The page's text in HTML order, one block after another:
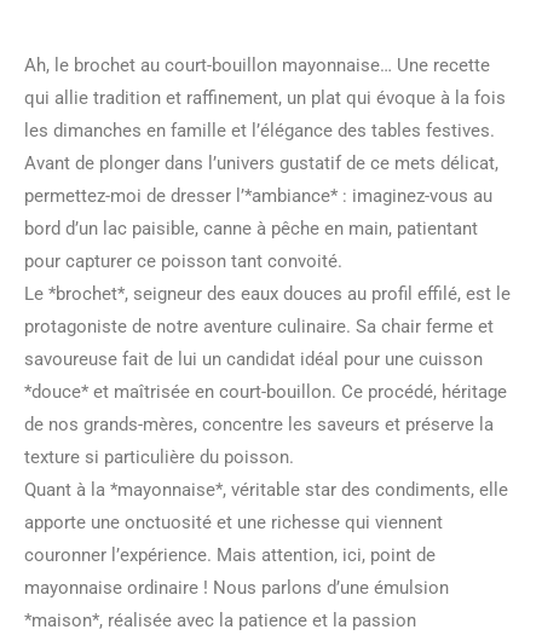
Ah, le brochet au court-bouillon mayonnaise… Une recette
qui allie tradition et raffinement, un plat qui évoque à la fois
les dimanches en famille et l’élégance des tables festives.
Avant de plonger dans l’univers gustatif de ce mets délicat,
permettez-moi de dresser l’*ambiance* : imaginez-vous au
bord d’un lac paisible, canne à pêche en main, patientant
pour capturer ce poisson tant convoité.
Le *brochet*, seigneur des eaux douces au profil effilé, est le
protagoniste de notre aventure culinaire. Sa chair ferme et
savoureuse fait de lui un candidat idéal pour une cuisson
*douce* et maîtrisée en court-bouillon. Ce procédé, héritage
de nos grands-mères, concentre les saveurs et préserve la
texture si particulière du poisson.
Quant à la *mayonnaise*, véritable star des condiments, elle
apporte une onctuosité et une richesse qui viennent
couronner l’expérience. Mais attention, ici, point de
mayonnaise ordinaire ! Nous parlons d’une émulsion
*maison*, réalisée avec la patience et la passion